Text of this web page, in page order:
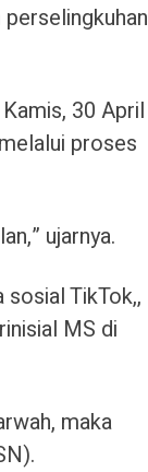
30 April
proses
ujarnya.
TikTok,,
MS di
maka